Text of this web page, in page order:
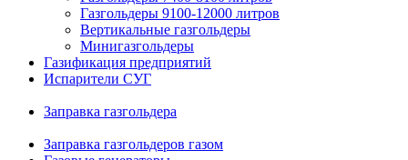
Газгольдеры 9100-12000 литров
Вертикальные газгольдеры
Минигазгольдеры
Газификация предприятий
Испарители СУГ
Заправка газгольдера
Заправка газгольдеров газом